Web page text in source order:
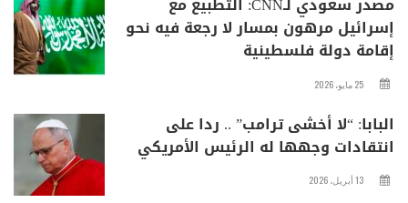
إسرائيل مرهون بمسار لا رجعة فيه نحو
إقامة دولة فلسطينية
25 مايو، 2026
البابا: “لا أخشى ترامب” .. ردا على
انتقادات وجهها له الرئيس الأمريكي
13 أبريل، 2026